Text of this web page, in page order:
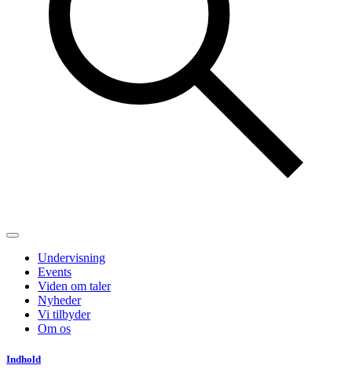
Undervisning
Events
Viden om taler
Nyheder
Vi tilbyder
Om os
Indhold